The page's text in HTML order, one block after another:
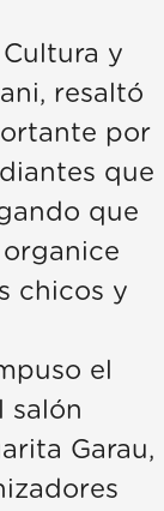
y
resaltó
por
que
que
chicos y
el
salón
Garau,